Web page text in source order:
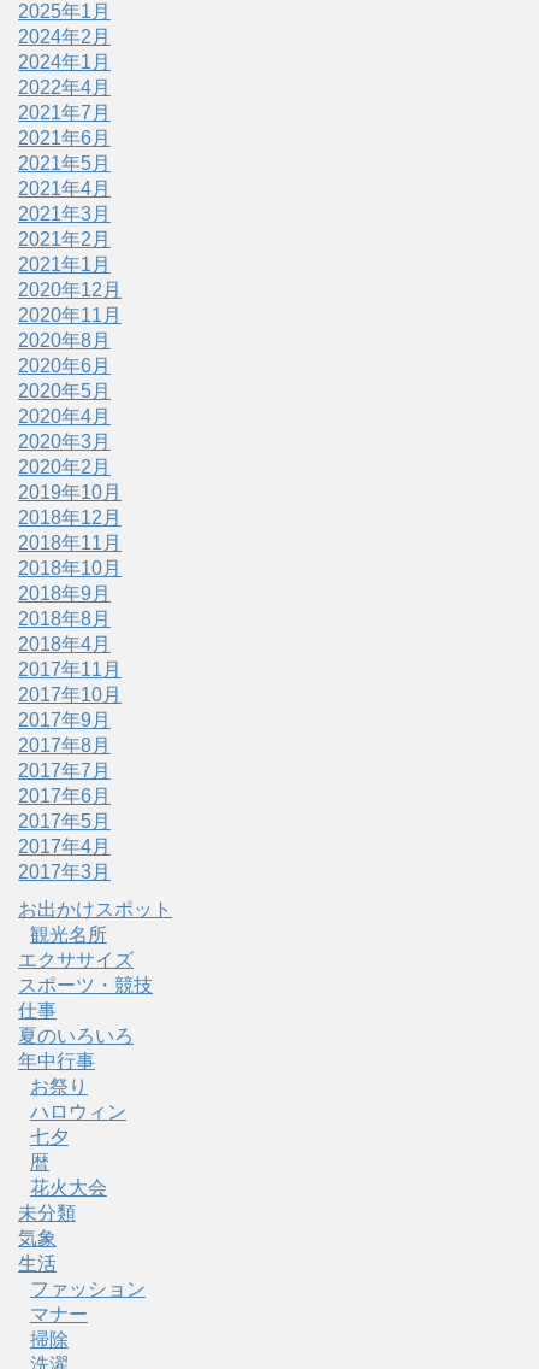
2025年1月
2024年2月
2024年1月
2022年4月
2021年7月
2021年6月
2021年5月
2021年4月
2021年3月
2021年2月
2021年1月
2020年12月
2020年11月
2020年8月
2020年6月
2020年5月
2020年4月
2020年3月
2020年2月
2019年10月
2018年12月
2018年11月
2018年10月
2018年9月
2018年8月
2018年4月
2017年11月
2017年10月
2017年9月
2017年8月
2017年7月
2017年6月
2017年5月
2017年4月
2017年3月
お出かけスポット
観光名所
エクササイズ
スポーツ・競技
仕事
夏のいろいろ
年中行事
お祭り
ハロウィン
七夕
暦
花火大会
未分類
気象
生活
ファッション
マナー
掃除
洗濯